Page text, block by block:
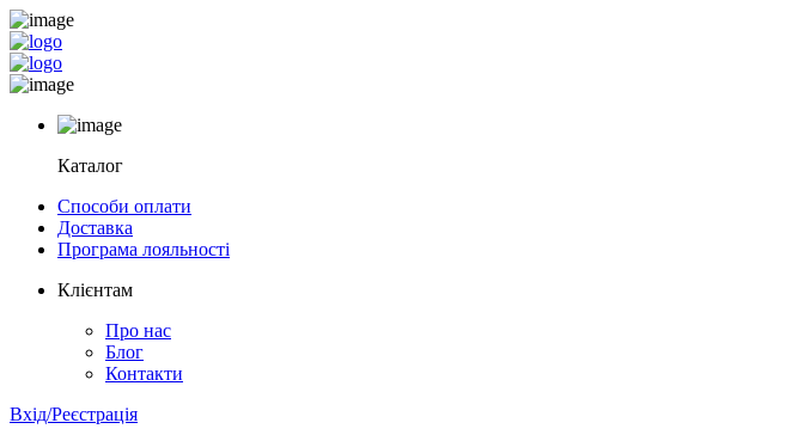
Каталог
Способи оплати
Доставка
Програма лояльності
Клієнтам
Про нас
Блог
Контакти
Вхід/Реєстрація